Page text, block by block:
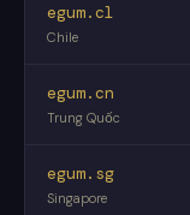
egum.cl
Chile
egum.cn
Trung Quốc
egum.sg
Singapore